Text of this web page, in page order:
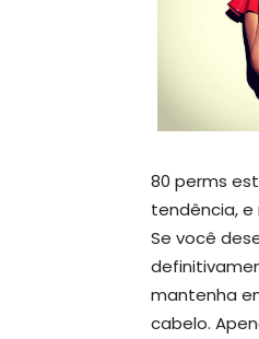
80 perms
tendência,
Se você
mantenha
cabelo.